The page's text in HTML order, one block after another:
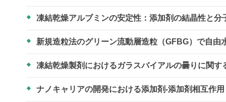
凍結乾燥アルブミンの安定性：添加剤の結晶性と
新規造粒法のグリーン流動層造粒（GFBG）で自
凍結乾燥製剤におけるガラスバイアルの曇りに関す
ナノキャリアの開発における添加剤-添加剤相互作